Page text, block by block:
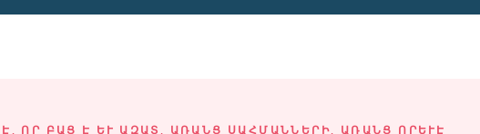
ՈՐ ԲԱՑ Է ԵՒ ԱԶԱՏ, ԱՌԱՆՑ ՍԱՀՄԱՆՆԵՐԻ, ԱՌԱՆՑ ՈՐԵՒԷ